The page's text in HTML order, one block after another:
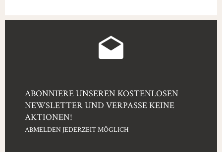
ABONNIERE UNSEREN KOSTENLOSEN
NEWSLETTER UND VERPASSE KEINE
AKTIONEN!
ABMELDEN JEDERZEIT MÖGLICH